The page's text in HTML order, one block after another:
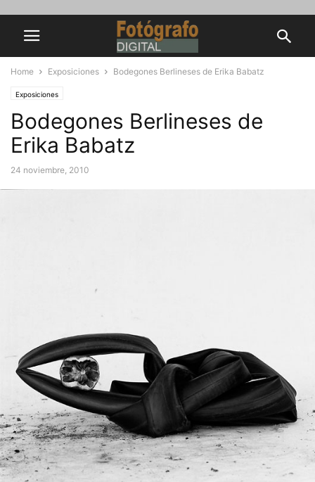
Home Exposiciones Bodegones Berlineses de Erika Babatz
Exposiciones
Bodegones Berlineses de
Erika Babatz
24 noviembre, 2010